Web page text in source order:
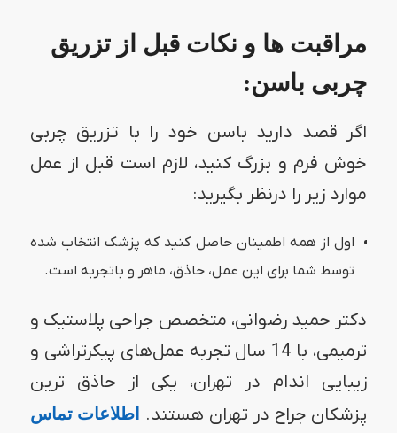
مراقبت ها و نکات قبل از تزریق
چربی باسن:
اگر قصد دارید باسن خود را با تزریق چربی
خوش فرم و بزرگ کنید، لازم است قبل از عمل
موارد زیر را درنظر بگیرید:
اول از همه اطمینان حاصل کنید که پزشک انتخاب شده
توسط شما برای این عمل، حاذق، ماهر و باتجربه است.
دکتر حمید رضوانی، متخصص جراحی پلاستیک و
ترمیمی، با 14 سال تجربه عمل‌های پیکرتراشی و
زیبایی اندام در تهران، یکی از حاذق ترین
پزشکان جراح در تهران هستند.
اطلاعات تماس